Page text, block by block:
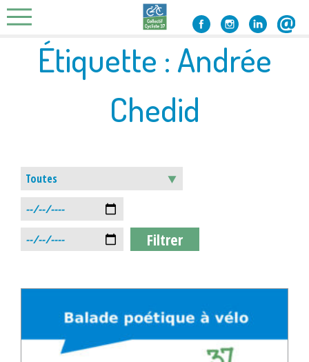
Skip
to
Étiquette : Andrée
Chedid